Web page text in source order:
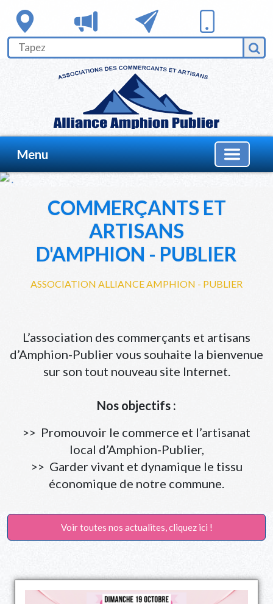
Menu
COMMERÇANTS ET
ARTISANS
D'AMPHION - PUBLIER
ASSOCIATION ALLIANCE AMPHION - PUBLIER
L’association des commerçants et artisans
d’Amphion-Publier vous souhaite la bienvenue
sur son tout nouveau site Internet.
Nos objectifs :
>> Promouvoir le commerce et l’artisanat
local d’Amphion-Publier,
>> Garder vivant et dynamique le tissu
économique de notre commune.
Voir toutes nos actualites, cliquez ici !